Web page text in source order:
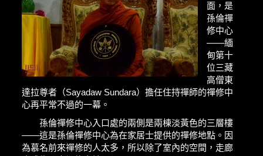
面，是
孫倫禪
修中心
——緬
甸第十
位三藏
高僧東
達拉尊者（Sayadaw Sundara）擔任住持禪師的禪修中
心再平常不過的一幕。
孫倫禪修中心入口處的兩側是兩棟淡黃色的三層樓
——這是孫倫禪修中心為在家居士提供的禪修地點。因
為慕名前來禪修的人太多，所以除了室內的空間，走廊